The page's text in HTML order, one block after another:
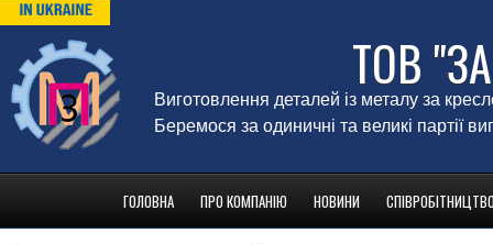
ТОВ
Виготовлення деталей із металу за
Беремося за одиничні та великі партії
ГОЛОВНА ПРО КОМПАНІЮ НОВИНИ